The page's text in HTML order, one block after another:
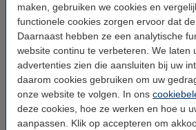
maken, gebruiken we cookies en
functionele cookies zorgen ervoor dat
Daarnaast hebben ze een analytische
website continu te verbeteren. We laten
advertenties zien die aansluiten bij uw
daarom cookies gebruiken om uw
onze website te volgen. In ons
deze cookies, hoe ze werken en hoe u
aanpassen. Klik op accepteren om
123led
Type: Vlaggenmast ring
Kleur: Zilver
Materiaal: Aluminium
Diameter: Ø 3,2 cm